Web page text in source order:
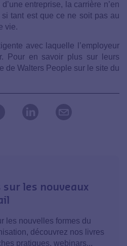
entreprise, la carrière n’en
si tant est que ce ne soit pas au
vie.
avec laquelle l’employeur
Pour en savoir plus sur leurs
de Walters People sur le site du
sur les nouveaux
les nouvelles formes du
découvrez nos livres
pratiques, webinars...